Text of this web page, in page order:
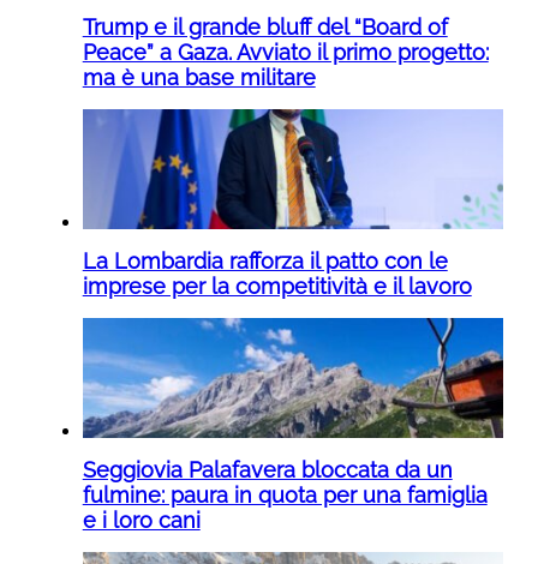
Trump e il grande bluff del “Board of
Peace” a Gaza. Avviato il primo progetto:
ma è una base militare
La Lombardia rafforza il patto con le
imprese per la competitività e il lavoro
Seggiovia Palafavera bloccata da un
fulmine: paura in quota per una famiglia
e i loro cani